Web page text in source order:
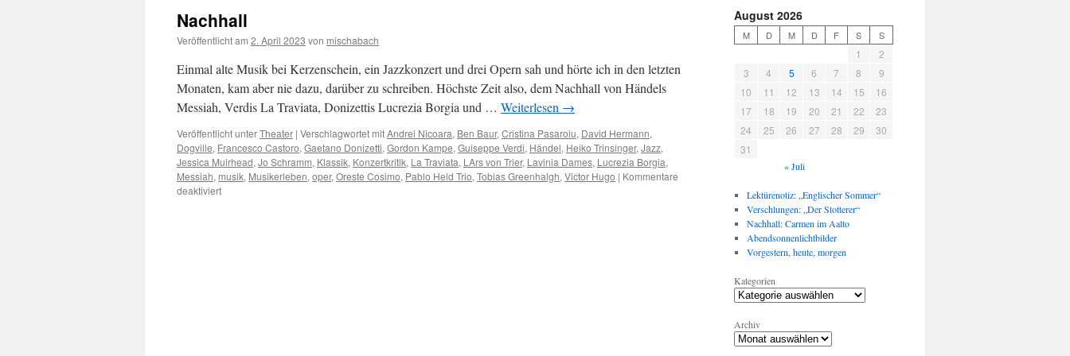
Nachhall
Veröffentlicht am 2. April 2023 von mischabach
Einmal alte Musik bei Kerzenschein, ein Jazzkonzert und drei Opern sah und hörte ich in den letzten
Monaten, kam aber nie dazu, darüber zu schreiben. Höchste Zeit also, dem Nachhall von Händels
Messiah, Verdis La Traviata, Donizettis Lucrezia Borgia und … Weiterlesen →
Veröffentlicht unterTheater | Verschlagwortet mitAndrei Nicoara, Ben Baur, Cristina Pasaroiu, David Hermann,
Dogville, Francesco Castoro, Gaetano Donizetti, Gordon Kampe, Guiseppe Verdi, Händel, Heiko Trinsinger, Jazz,
Jessica Muirhead, Jo Schramm, Klassik, Konzertkritik, La Traviata, LArs von Trier, Lavinia Dames, Lucrezia Borgia,
Messiah, musik, Musikerleben, oper, Oreste Cosimo, Pablo Held Trio, Tobias Greenhalgh, Victor Hugo | Kommentare
deaktiviertfür
August 2026
M D M D F S S
1
2
3
4 5 6 7 8
9
10
11 12 13 14 15
16
17
18 19 20 21 22
23
24
25 26 27 28 29
30
31
« Juli
Lektürenotiz: „Englischer Sommer“
Verschlungen: „Der Stotterer“
Nachhall: Carmen im Aalto
Abendsonnenlichtbilder
Vorgestern, heute, morgen
Kategorien
Archiv